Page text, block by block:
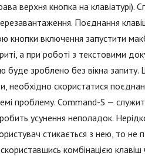
верхня кнопка на клавіатурі).
Поєднання
кнопки включення запустити
а при роботі з текстовими
буде зроблено без вікна
необхідно скористатися
проблему. Command-S —
усунення неполадок.
стикається з нею, то не
комбінацією